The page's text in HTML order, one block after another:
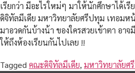
เรียกว่า มีอะไรใหม่ๆ มาให้นักศึกษาได้เ
ดิจิทัลมีเดีย มหาวิทยาลัยศรีปทุม เทอมห
มาอวดกันบ้างน้า ของใครสวยเข้าตา อา
ให้ถึงห้องเรียนกันไปเลย !!
Tagged คณะดิจิทัลมีเดีย, มหาวิทยาลัยศ